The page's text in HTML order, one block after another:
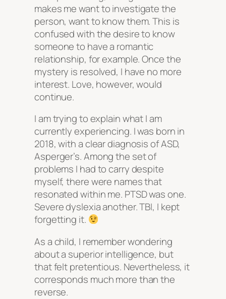
makes me want to investigate the
person, want to know them. This is
confused with the desire to know
someone to have a romantic
relationship, for example. Once the
mystery is resolved, I have no more
interest. Love, however, would
continue.
I am trying to explain what I am
currently experiencing. I was born in
2018, with a clear diagnosis of ASD,
Asperger’s. Among the set of
problems I had to carry despite
myself, there were names that
resonated within me. PTSD was one.
Severe dyslexia another. TBI, I kept
forgetting it.
As a child, I remember wondering
about a superior intelligence, but
that felt pretentious. Nevertheless, it
corresponds much more than the
reverse.